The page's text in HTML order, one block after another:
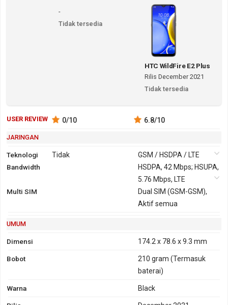
-
Tidak tersedia
HTC WildFire E2 Plus
Rilis December 2021
Tidak tersedia
USER REVIEW 0/10 6.8/10
JARINGAN
Teknologi Tidak
GSM / HSDPA / LTE
2G
HSDPA 850,
900, 1900,
2100
Bandwidth
HSDPA, 42 Mbps; HSUPA,
5.76 Mbps, LTE
Multi SIM
Dual SIM (GSM-GSM),
Aktif semua
UMUM
Dimensi 174.2 x 78.6 x 9.3 mm
Bobot 210 gram (Termasuk
baterai)
Warna Black